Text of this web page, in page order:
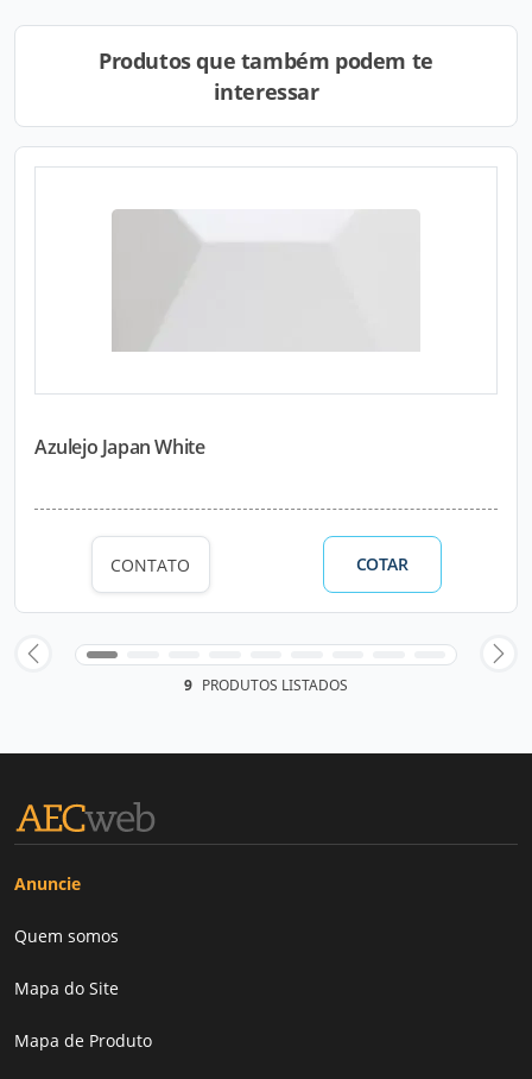
Produtos que também podem te
interessar
Azulejo Japan White
CONTATO COTAR
9 PRODUTOS LISTADOS
Anuncie
Quem somos
Mapa do Site
Mapa de Produto